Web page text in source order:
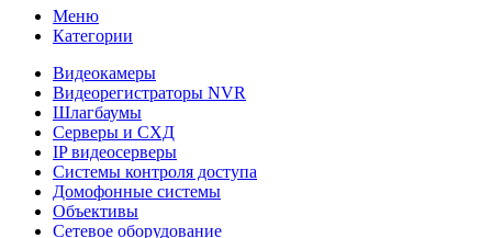
Меню
Категории
Видеокамеры
Видеорегистраторы NVR
Шлагбаумы
Серверы и СХД
IP видеосерверы
Системы контроля доступа
Домофонные системы
Объективы
Сетевое оборудование